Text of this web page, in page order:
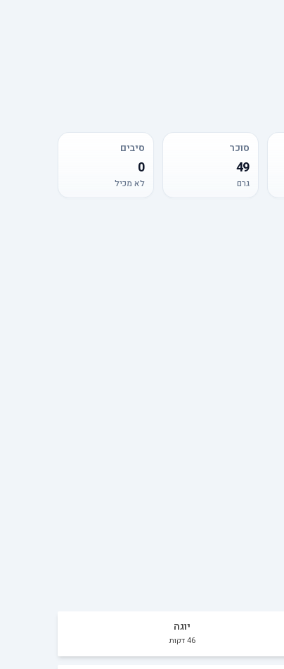
סוכר
49
גרם
סיבים
0
לא מכיל
יוגה
46דקות